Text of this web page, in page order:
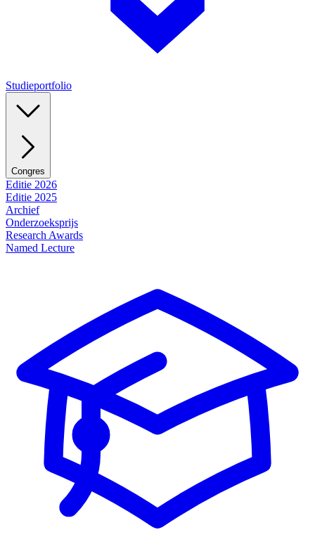
Studieportfolio
Congres
Editie 2026
Editie 2025
Archief
Onderzoeksprijs
Research Awards
Named Lecture